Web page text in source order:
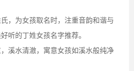
，为女孩取名时，注重音韵和谐与
听的丁姓女孩名字推荐。
溪水清澈，寓意女孩如溪水般纯净